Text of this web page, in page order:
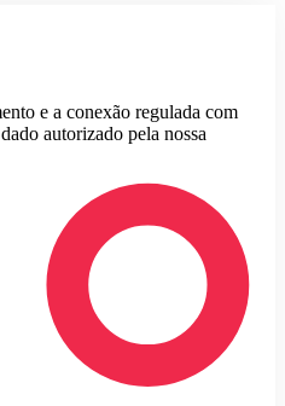
e a conexão regulada com
autorizado pela nossa